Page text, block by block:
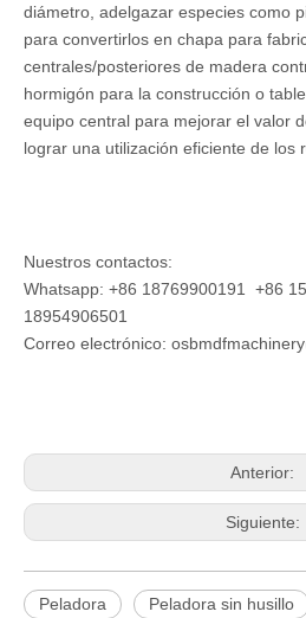
diámetro, adelgazar especies como
para convertirlos en chapa para
centrales/posteriores de madera
hormigón para la construcción o
equipo central para mejorar el valor
lograr una utilización eficiente de los
Nuestros contactos:
Whatsapp: +86 18769900191 +86
18954906501
Correo electrónico:
Anterior:
Siguiente:
Peladora Peladora sin husillo